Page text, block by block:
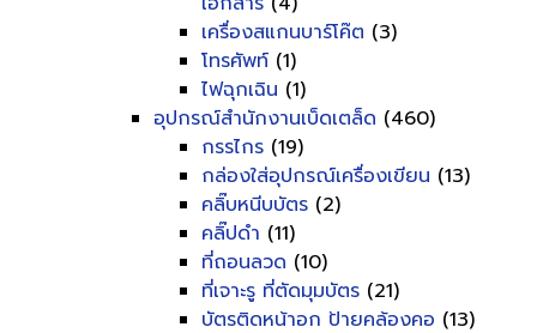
เครื่องสแกนบาร์โค๊ต (3)
โทรศัพท์ (1)
ไฟฉุกเฉิน (1)
อุปกรณ์สำนักงานเบ็ดเตล็ด (460)
กรรไกร (19)
กล่องใส่อุปกรณ์เครื่องเขียน (13)
คลิ๊บหนีบบัตร (2)
คลิ๊ปดำ (11)
ที่ถอนลวด (10)
ที่เจาะรู ที่ตัดมุมบัตร (21)
บัตรติดหน้าอก ป้ายคล้องคอ (13)